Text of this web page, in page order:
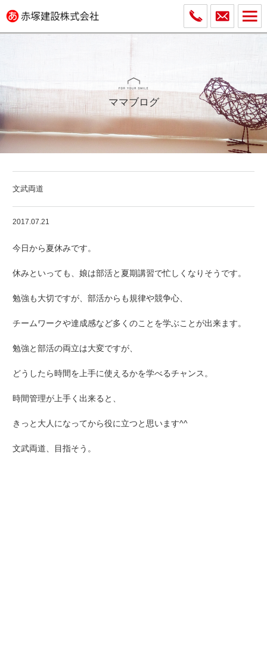
ママブログ
文武両道
2017.07.21
今日から夏休みです。
休みといっても、娘は部活と夏期講習で忙しくなりそうです。
勉強も大切ですが、部活からも規律や競争心、
チームワークや達成感など多くのことを学ぶことが出来ます。
勉強と部活の両立は大変ですが、
どうしたら時間を上手に使えるかを学べるチャンス。
時間管理が上手く出来ると、
きっと大人になってから役に立つと思います^^
文武両道、目指そう。